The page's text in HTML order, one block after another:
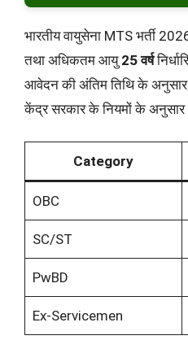
भारतीय वायुसेना MTS भर्ती
तथा अधिकतम आयु 25 वर्ष
आवेदन की अंतिम तिथि के अनुसार
केंद्र सरकार के नियमों के
Category
OBC
SC/ST
PwBD
Ex-Servicemen